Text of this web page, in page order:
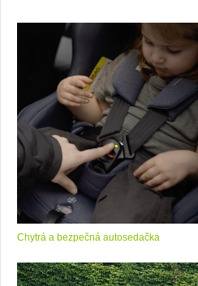
Chytrá a bezpečná autosedačka